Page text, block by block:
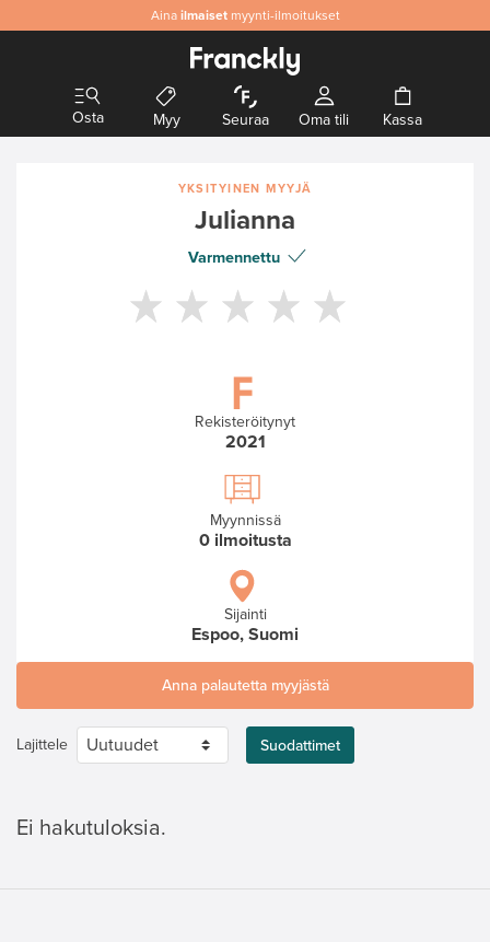
Ainailmaisetmyynti-ilmoitukset
Aitoa& laadukasta designia
Osta Myy Seuraa Oma tili Kassa
YKSITYINEN MYYJÄ
Julianna
Varmennettu
Rekisteröitynyt
2021
Myynnissä
0 ilmoitusta
Sijainti
Espoo, Suomi
Anna palautetta myyjästä
Lajittele Suodattimet
Ei hakutuloksia.